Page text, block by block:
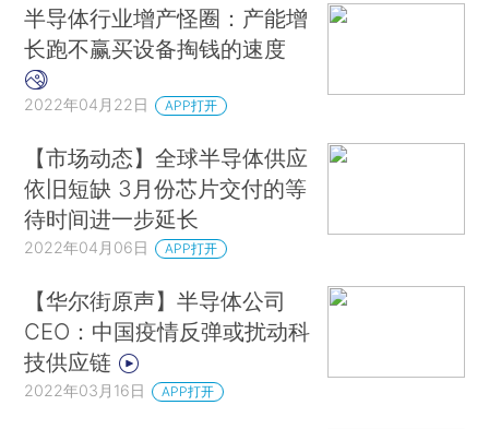
半导体行业增产怪圈：产能增
长跑不赢买设备掏钱的速度
2022年04月22日 APP打开
【市场动态】全球半导体供应
依旧短缺 3月份芯片交付的等
待时间进一步延长
2022年04月06日 APP打开
【华尔街原声】半导体公司
CEO：中国疫情反弹或扰动科
技供应链
2022年03月16日 APP打开